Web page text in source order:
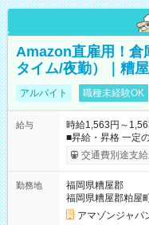
Amazon直雇用！倉
タイム/夜勤）｜糟
アルバイト 職種未経験OK
給与
時給1,563円～
■昇給・昇格 一定
まで昇給の機会があります。 ■正社員登
月25日支払い ※
☆Amazon直雇用で安定して
あり 試用期間の長
です。
交通費別途支給
勤務地
福岡県糟屋郡
福岡県糟屋郡粕屋
アマゾンジャパ